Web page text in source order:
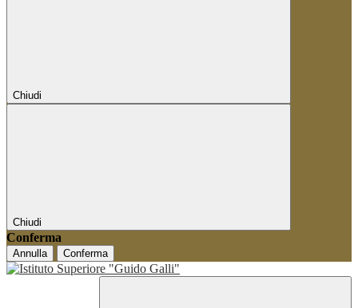
Chiudi
Chiudi
Conferma
Annulla Conferma